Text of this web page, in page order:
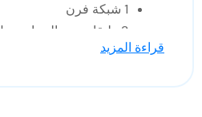
1 شبكة فرن
3 طبقات من الزجاج
التنظيف
قراءة المزيد